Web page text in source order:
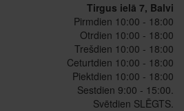
Tirgus ielā 7, Balvi
Pirmdien 10:00 - 18:00
Otrdien 10:00 - 18:00
Trešdien 10:00 - 18:00
Ceturtdien 10:00 - 18:00
Piektdien 10:00 - 18:00
Sestdien 9:00 - 15:00.
Svētdien SLĒGTS.